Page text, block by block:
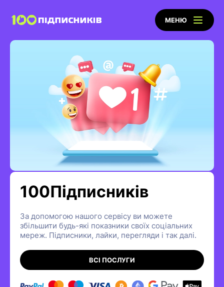
МЕНЮ
100Підписників
За допомогою нашого сервісу ви можете
збільшити будь-які показники своїх соціальних
мереж. Підписники, лайки, перегляди і так далі.
ВСІ ПОСЛУГИ